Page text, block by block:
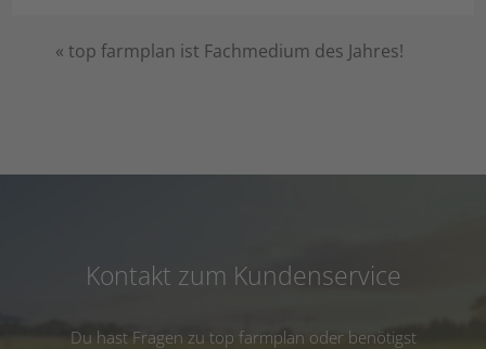
«top farmplan ist Fachmedium des Jahres!
Kontakt zum Kundenservice
Du hast Fragen zu top farmplan oder benötigst